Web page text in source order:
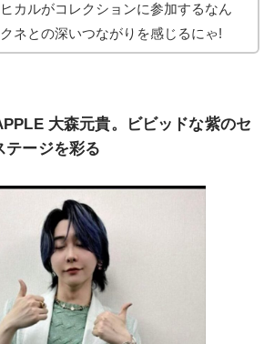
カルがコレクションに参加するなん
ネとの深いつながりを感じるにゃ!
大森元貴。ビビッドな紫のセ
テージを彩る